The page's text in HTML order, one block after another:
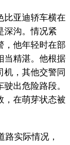
亚迪轿车横在
深沟。情况紧
，他年轻时在部
当精湛。他根据
机，其他交警同
出危险路段。
，在萌芽状态被
实际情况，